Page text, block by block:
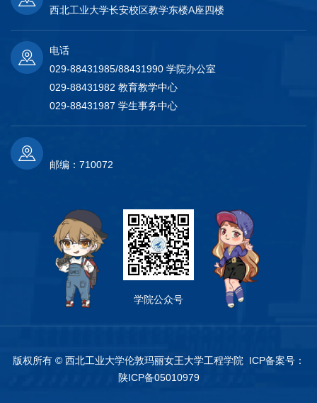
西北工业大学长安校区教学东楼A座四楼
电话
029-88431985/88431990 学院办公室
029-88431982 教育教学中心
029-88431987 学生事务中心
邮编：710072
学院公众号
版权所有 © 西北工业大学伦敦玛丽女王大学工程学院 ICP备案号：
陕ICP备05010979